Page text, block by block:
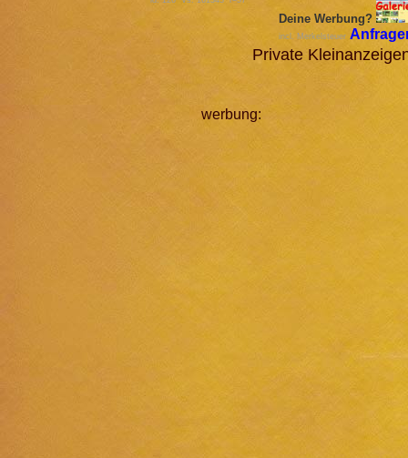
Deine Werbung?
incl. Merkelsteuer
Private
werbung: